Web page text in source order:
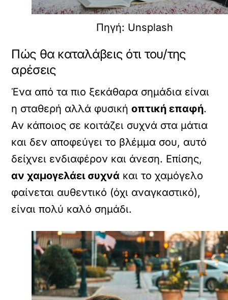
Πηγή: Unsplash
Πώς θα καταλάβεις ότι του/της
αρέσεις
Ένα από τα πιο ξεκάθαρα σημάδια είναι
η σταθερή αλλά φυσικήοπτική επαφή.
Αν κάποιος σε κοιτάζει συχνά στα μάτια
και δεν αποφεύγει το βλέμμα σου, αυτό
δείχνει ενδιαφέρον και άνεση. Επίσης,
αν χαμογελάει συχνά και το χαμόγελο
φαίνεται αυθεντικό (όχι αναγκαστικό),
είναι πολύ καλό σημάδι.